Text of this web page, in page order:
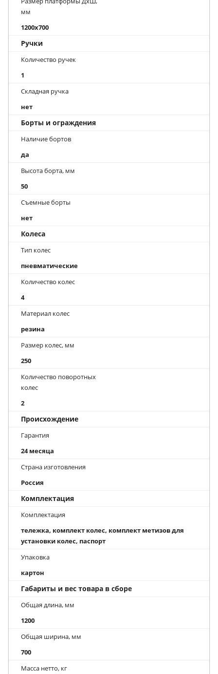
мм
1200x700
Ручки
Количество ручек
1
Складная ручка
нет
Борты и ограждения
Наличие бортов
да
Высота борта, мм
50
Съемные борты
нет
Колеса
Тип колес
пневматические
Количество колес
4
Материал колес
резина
Размер колес, мм
250
Количество поворотных
колес
2
Происхождение
Гарантия
24 месяца
Страна изготовления
Россия
Комплектация
Комплектация
тележка, комплект колес, комплект метизов для
установки колес, паспорт
Упаковка
картон
Габариты и вес товара в сборе
Общая длина, мм
1200
Общая ширина, мм
700
Масса нетто, кг